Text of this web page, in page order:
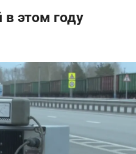
в этом году